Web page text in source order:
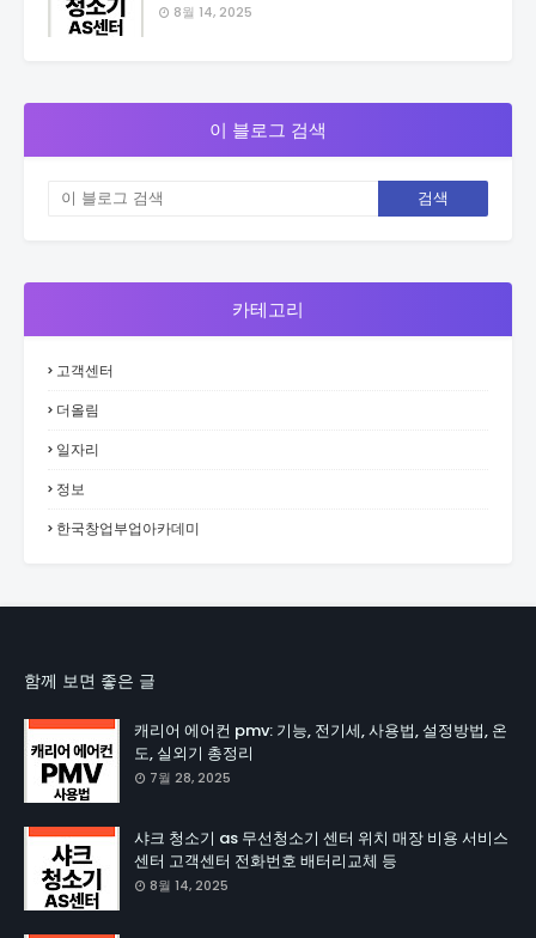
8월 14, 2025
이 블로그 검색
카테고리
고객센터
더올림
일자리
정보
한국창업부업아카데미
함께 보면 좋은 글
캐리어 에어컨 pmv: 기능, 전기세, 사용법, 설정방법, 온
도, 실외기 총정리
7월 28, 2025
샤크 청소기 as 무선청소기 센터 위치 매장 비용 서비스
센터 고객센터 전화번호 배터리교체 등
8월 14, 2025